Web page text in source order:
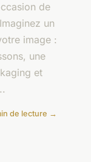
de
un
image :
une
et
de lecture →